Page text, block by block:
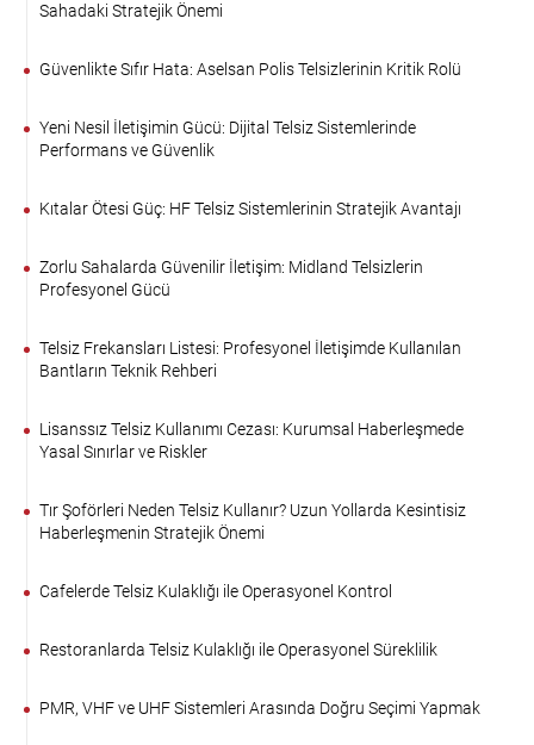
Sahadaki Stratejik Önemi
Güvenlikte Sıfır Hata: Aselsan Polis Telsizlerinin Kritik Rolü
Yeni Nesil İletişimin Gücü: Dijital Telsiz Sistemlerinde
Performans ve Güvenlik
Kıtalar Ötesi Güç: HF Telsiz Sistemlerinin Stratejik Avantajı
Zorlu Sahalarda Güvenilir İletişim: Midland Telsizlerin
Profesyonel Gücü
Telsiz Frekansları Listesi: Profesyonel İletişimde Kullanılan
Bantların Teknik Rehberi
Lisanssız Telsiz Kullanımı Cezası: Kurumsal Haberleşmede
Yasal Sınırlar ve Riskler
Tır Şoförleri Neden Telsiz Kullanır? Uzun Yollarda Kesintisiz
Haberleşmenin Stratejik Önemi
Cafelerde Telsiz Kulaklığı ile Operasyonel Kontrol
Restoranlarda Telsiz Kulaklığı ile Operasyonel Süreklilik
PMR, VHF ve UHF Sistemleri Arasında Doğru Seçimi Yapmak